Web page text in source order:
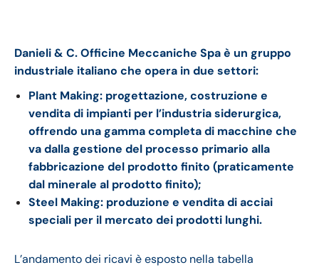
Danieli & C. Officine Meccaniche Spa è un gruppo
industriale italiano che opera in due settori:
Plant Making: progettazione, costruzione e
vendita di impianti per l’industria siderurgica,
offrendo una gamma completa di macchine che
va dalla gestione del processo primario alla
fabbricazione del prodotto finito (praticamente
dal minerale al prodotto finito);
Steel Making: produzione e vendita di acciai
speciali per il mercato dei prodotti lunghi.
L’andamento dei ricavi è esposto nella tabella